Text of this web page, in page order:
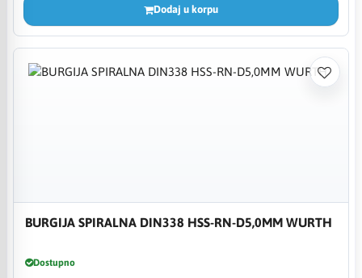
Dodaj u korpu
BURGIJA SPIRALNA DIN338 HSS-RN-D5,0MM WURTH
Dostupno